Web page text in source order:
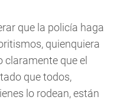
que la policía haga
quienquiera
claramente que el
que todos,
lo rodean, están